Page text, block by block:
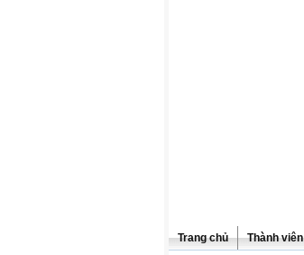
Trang chủ Thành viên